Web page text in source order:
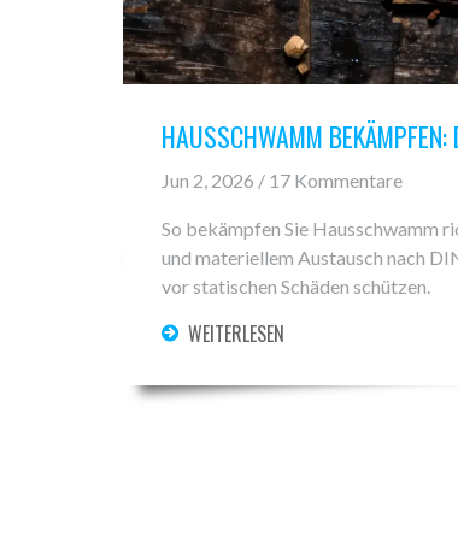
HAUSSCHWAMM
Jun 2, 2026 / 17 Kommentare
So bekämpfen Sie Hausschwamm
und materiellem Austausch nach
vor statischen Schäden schützen.
WEITERLESEN